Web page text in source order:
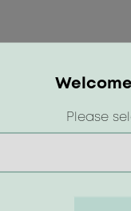
Welcome
Please